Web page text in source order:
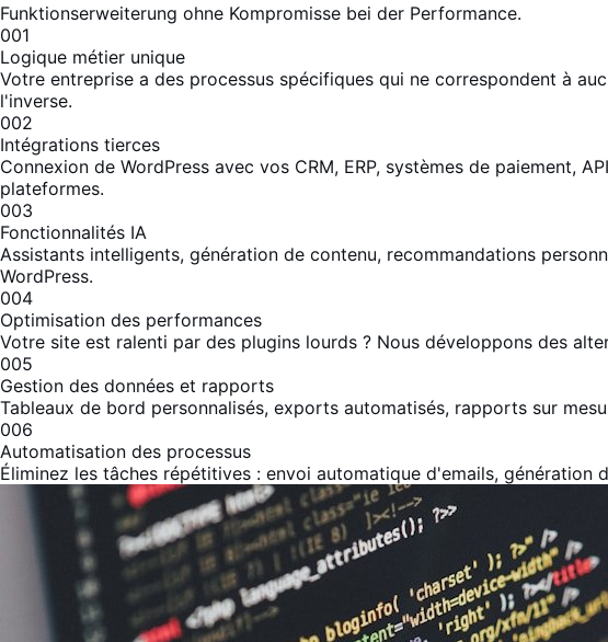
Funktionserweiterung ohne Kompromisse bei der Performance.
001
Logique métier unique
Votre entreprise a des processus spécifiques qui ne correspondent à
l'inverse.
002
Intégrations tierces
Connexion de WordPress avec vos CRM, ERP, systèmes de paiement,
plateformes.
003
Fonctionnalités IA
Assistants intelligents, génération de contenu, recommandations
WordPress.
004
Optimisation des performances
Votre site est ralenti par des plugins lourds ? Nous développons des
005
Gestion des données et rapports
Tableaux de bord personnalisés, exports automatisés, rapports sur
006
Automatisation des processus
Éliminez les tâches répétitives : envoi automatique d'emails,